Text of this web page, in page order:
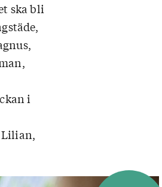
ska bli
i
Lilian,